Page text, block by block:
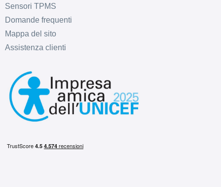
Sensori TPMS
Domande frequenti
Mappa del sito
Assistenza clienti